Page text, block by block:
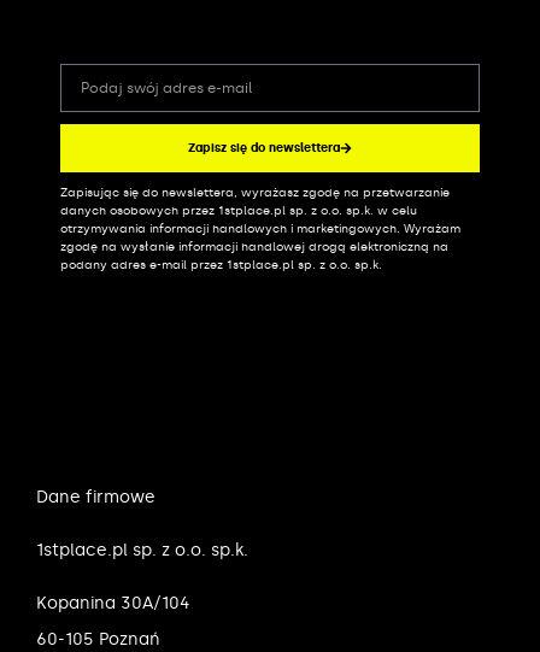
Zapisz się do newslettera
Alternative:
Zapisując się do newslettera, wyrażasz zgodę na przetwarzanie
danych osobowych przez 1stplace.pl sp. z o.o. sp.k. w celu
otrzymywania informacji handlowych i marketingowych. Wyrażam
zgodę na wysłanie informacji handlowej drogą elektroniczną na
podany adres e-mail przez 1stplace.pl sp. z o.o. sp.k.
Dane firmowe
1stplace.pl sp. z o.o. sp.k.
Kopanina 30A/104
60-105 Poznań